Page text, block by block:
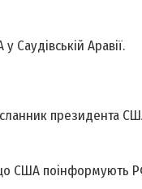
Саудівській Аравії.
президента
США поінформують